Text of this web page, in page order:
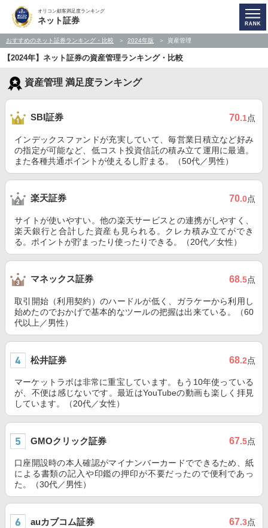
オリコン顧客満足度ランキング
ネット証券
おすすめのネット証券ランキング・比較 2024年版 資産管理
【2024年】ネット証券の資産管理ランキング・比較
資産管理 満足度ランキング
SBI証券 70.1点
インデックスファンドが充実していて、毎営業日積立など好み
の指定が可能など、低コスト投資信託の積み立て運用に最適。
また各種共通ポイントが使えるし貯まる。（50代／男性）
楽天証券 70.0点
サイトが使いやすい。他の楽天サービスとの連携がしやすく、
楽天銀行と合計した資産も見られる。クレカ積み立てができ
る。ポイントが貯まったり使ったりできる。（20代／女性）
マネックス証券 68.5点
取引開始（利用契約）のハードルが低く、ガラケーから利用し
始めたのでおかげで基本的なツールの把握は出来ている。（60
代以上／男性）
松井証券 68.2点
マーケットラボは非常に重宝しています。もう10年使っている
が、不便は感じないです。最近はYouTubeの動画も楽しく拝見
しています。（20代／女性）
GMOクリック証券 67.5点
口座開設時の本人確認がマイナンバーカードでできるため、紙
による書類の記入や印鑑の押印が不要だったので便利であっ
た。（30代／男性）
auカブコム証券 67.3点